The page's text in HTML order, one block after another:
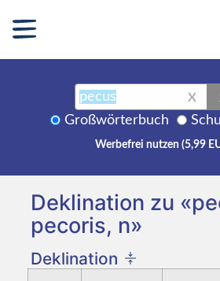
X
Großwörterbuch
Werbefrei nutzen (5,99
Deklination zu
pecoris, n»
Deklination